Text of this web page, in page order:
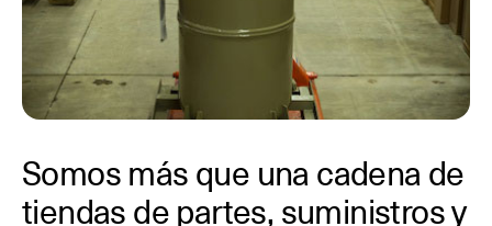
Somos más que una cadena de
tiendas de partes, suministros y